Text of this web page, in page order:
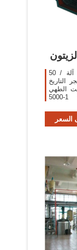
50 عاما بذور النيجر التاريخ النفط الصحافة آلة /
النيجر التاريخ
الطهي
جعل$ 1-5000Shanghai/Qingdao1 مجموعة /